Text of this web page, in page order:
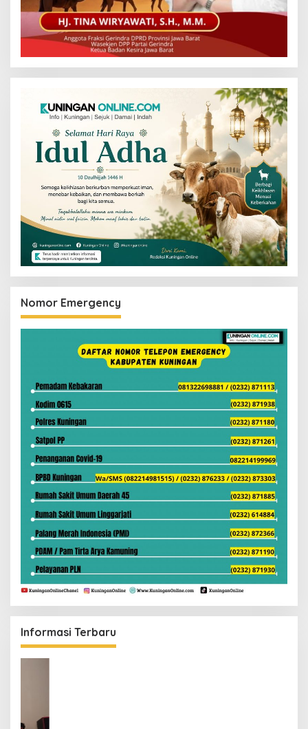
Nomor Emergency
Informasi Terbaru